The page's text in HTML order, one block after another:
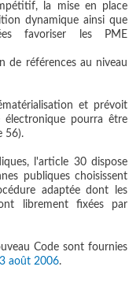
la mise en place
dynamique ainsi que
favoriser les PME
de références au niveau
et prévoit
pourra être
56).
l'article 30 dispose
publiques choisissent
adaptée dont les
librement fixées par
Code sont fournies
août 2006.